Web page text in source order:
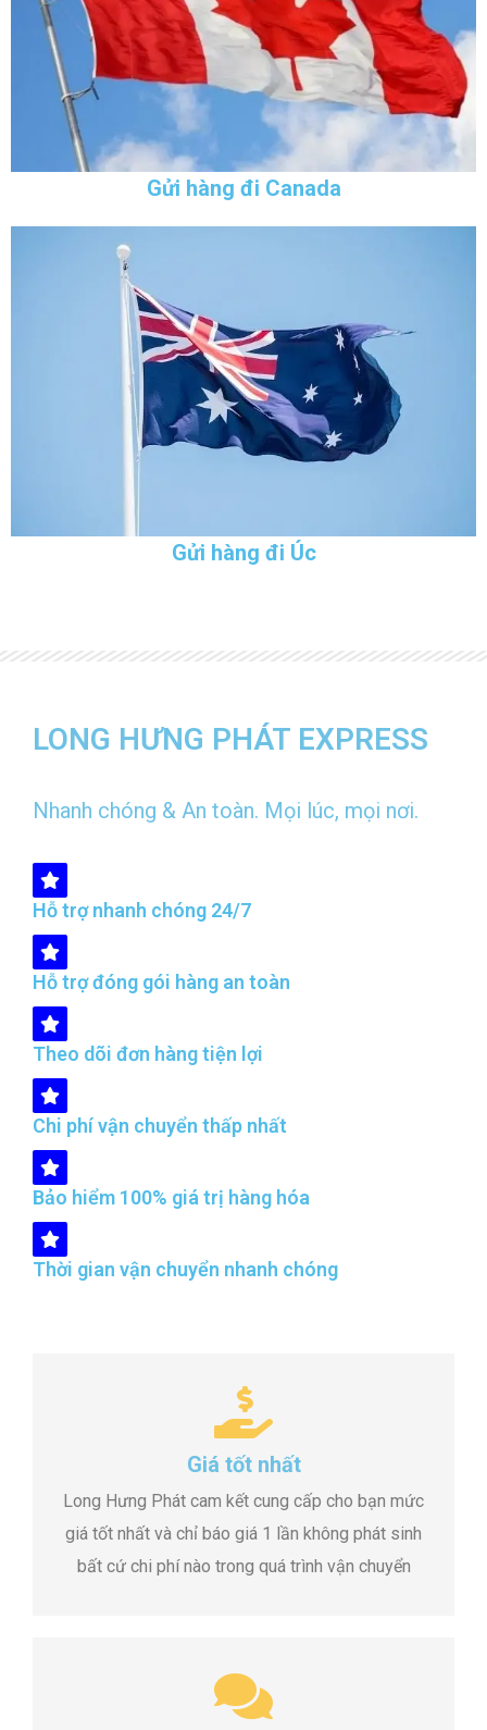
Gửi hàng đi Canada
Gửi hàng đi Úc
LONG HƯNG PHÁT EXPRESS
Nhanh chóng & An toàn. Mọi lúc, mọi nơi.
Hỗ trợ nhanh chóng 24/7
Hỗ trợ đóng gói hàng an toàn
Theo dõi đơn hàng tiện lợi
Chi phí vận chuyển thấp nhất
Bảo hiểm 100% giá trị hàng hóa
Thời gian vận chuyển nhanh chóng
Giá tốt nhất
Long Hưng Phát cam kết cung cấp cho bạn mức
giá tốt nhất và chỉ báo giá 1 lần không phát sinh
bất cứ chi phí nào trong quá trình vận chuyển